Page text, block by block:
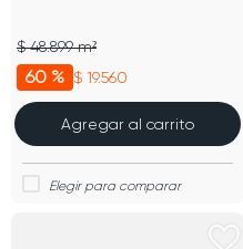
60 % $ 19.560
$ 48.899 m²
Agregar al carrito